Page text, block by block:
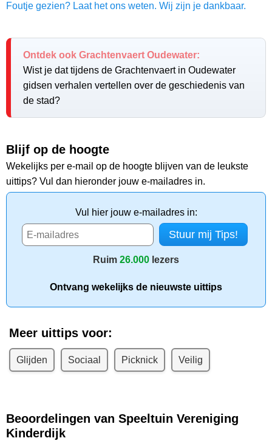
Foutje gezien? Laat het ons weten. Wij zijn je dankbaar.
Ontdek ook Grachtenvaert Oudewater:
Wist je dat tijdens de Grachtenvaert in Oudewater
gidsen verhalen vertellen over de geschiedenis van
de stad?
Blijf op de hoogte
Wekelijks per e-mail op de hoogte blijven van de leukste
uittips? Vul dan hieronder jouw e-mailadres in.
Vul hier jouw e-mailadres in:
Ruim 26.000 lezers
Ontvang wekelijks de nieuwste uittips
Meer uittips voor:
Glijden Sociaal Picknick Veilig
Beoordelingen van Speeltuin Vereniging
Kinderdijk